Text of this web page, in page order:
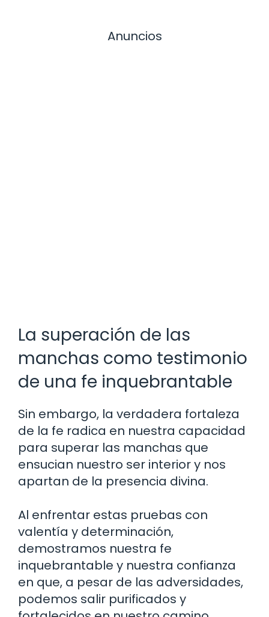
Anuncios
La superación de las
manchas como testimonio
de una fe inquebrantable
Sin embargo, la verdadera fortaleza
de la fe radica en nuestra capacidad
para superar las manchas que
ensucian nuestro ser interior y nos
apartan de la presencia divina.
Al enfrentar estas pruebas con
valentía y determinación,
demostramos nuestra fe
inquebrantable y nuestra confianza
en que, a pesar de las adversidades,
podemos salir purificados y